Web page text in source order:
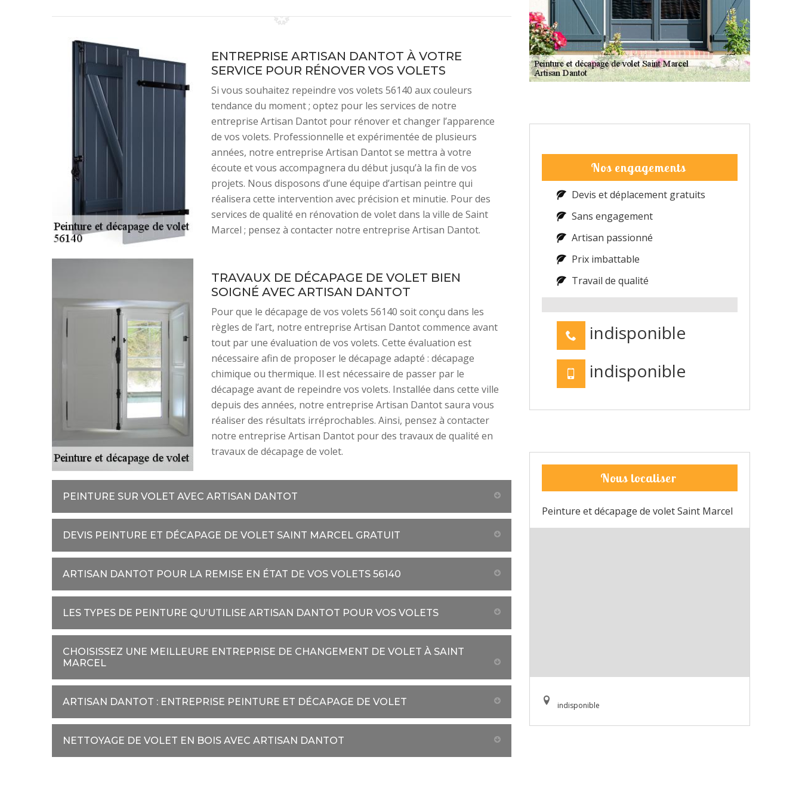
ENTREPRISE ARTISAN DANTOT À VOTRE
SERVICE POUR RÉNOVER VOS VOLETS
Si vous souhaitez repeindre vos volets 56140 aux couleurs
tendance du moment ; optez pour les services de notre
entreprise Artisan Dantot pour rénover et changer l’apparence
de vos volets. Professionnelle et expérimentée de plusieurs
années, notre entreprise Artisan Dantot se mettra à votre
écoute et vous accompagnera du début jusqu’à la fin de vos
projets. Nous disposons d’une équipe d’artisan peintre qui
réalisera cette intervention avec précision et minutie. Pour des
services de qualité en rénovation de volet dans la ville de Saint
Marcel ; pensez à contacter notre entreprise Artisan Dantot.
TRAVAUX DE DÉCAPAGE DE VOLET BIEN
SOIGNÉ AVEC ARTISAN DANTOT
Pour que le décapage de vos volets 56140 soit conçu dans les
règles de l’art, notre entreprise Artisan Dantot commence avant
tout par une évaluation de vos volets. Cette évaluation est
nécessaire afin de proposer le décapage adapté : décapage
chimique ou thermique. Il est nécessaire de passer par le
décapage avant de repeindre vos volets. Installée dans cette ville
depuis des années, notre entreprise Artisan Dantot saura vous
réaliser des résultats irréprochables. Ainsi, pensez à contacter
notre entreprise Artisan Dantot pour des travaux de qualité en
travaux de décapage de volet.
PEINTURE SUR VOLET AVEC ARTISAN DANTOT
DEVIS PEINTURE ET DÉCAPAGE DE VOLET SAINT MARCEL GRATUIT
ARTISAN DANTOT POUR LA REMISE EN ÉTAT DE VOS VOLETS 56140
LES TYPES DE PEINTURE QU’UTILISE ARTISAN DANTOT POUR VOS VOLETS
CHOISISSEZ UNE MEILLEURE ENTREPRISE DE CHANGEMENT DE VOLET À SAINT
MARCEL
ARTISAN DANTOT : ENTREPRISE PEINTURE ET DÉCAPAGE DE VOLET
NETTOYAGE DE VOLET EN BOIS AVEC ARTISAN DANTOT
Nos engagements
Devis et déplacement gratuits
Sans engagement
Artisan passionné
Prix imbattable
Travail de qualité
indisponible
indisponible
Nous localiser
Peinture et décapage de volet Saint Marcel
indisponible